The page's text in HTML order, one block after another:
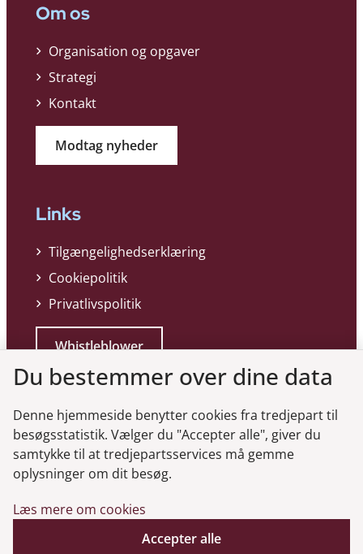
Om os
Organisation og opgaver
Strategi
Kontakt
Modtag nyheder
Links
Tilgængelighedserklæring
Cookiepolitik
Privatlivspolitik
Whistleblower
Genveje
Gå til virksomhedsregisteret
Gå til selskabsmeddelelser
Du bestemmer over dine data
Denne hjemmeside benytter cookies fra tredjepart til
besøgsstatistik. Vælger du "Accepter alle", giver du
samtykke til at tredjepartsservices må gemme
oplysninger om dit besøg.
Læs mere om cookies
Accepter alle